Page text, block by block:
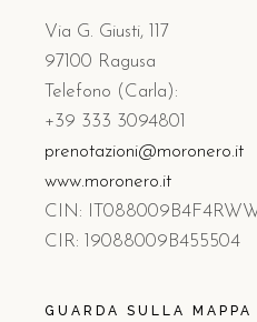
Via G. Giusti, 117
97100 Ragusa
Telefono (Carla):
+39 333 3094801
prenotazioni@moronero.it
www.moronero.it
CIN:
CIR: 19088009B455504
GUARDA SULLA MAPPA